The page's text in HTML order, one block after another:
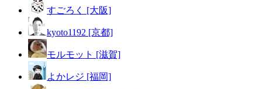
すごろく [大阪]
kyoto1192 [京都]
モルモット [滋賀]
よかレジ [福岡]